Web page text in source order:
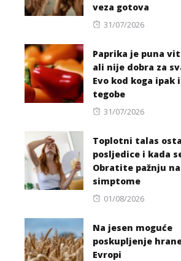
veza gotova
Posted
31/07/2026
Paprika je puna
ali nije dobra za
Evo kod koga ipak
tegobe
Posted
31/07/2026
Toplotni talas
posljedice i kada
Obratite pažnju
simptome
Posted
01/08/2026
Na jesen moguće
poskupljenje
Evropi